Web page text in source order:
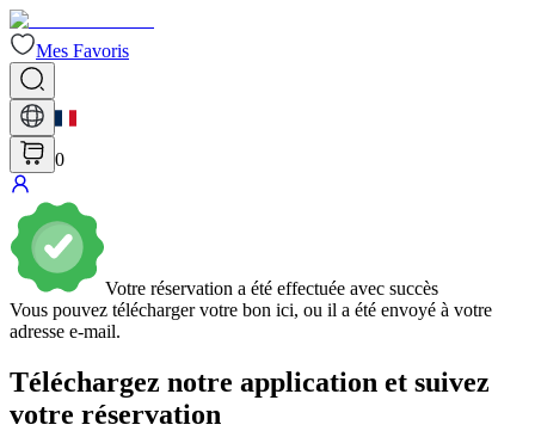
Mes Favoris
0
Votre réservation a été effectuée avec succès
Vous pouvez télécharger votre bon ici, ou il a été envoyé à votre
adresse e-mail.
Téléchargez notre application et suivez
votre réservation